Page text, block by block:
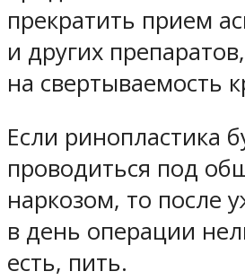
прекратить прием
и других
на свертываемость
Если ринопластика
проводиться под
наркозом, то после
в день операции
есть, пить.